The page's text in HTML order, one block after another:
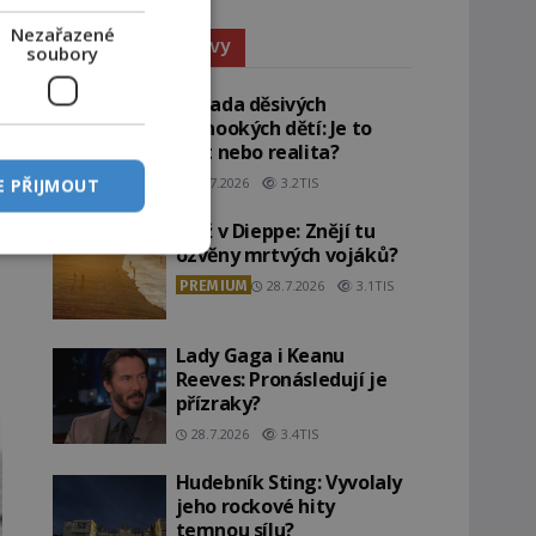
Paranormální jevy
Záhada děsivých
černookých dětí: Je to
žert nebo realita?
29.7.2026 3.2TIS
Pláž v Dieppe: Znějí tu
ozvěny mrtvých vojáků?
PREMIUM 28.7.2026 3.1TIS
Lady Gaga i Keanu
Reeves: Pronásledují je
přízraky?
28.7.2026 3.4TIS
Hudebník Sting: Vyvolaly
jeho rockové hity
temnou sílu?
Nezařazené
soubory
PŘIJMOUT